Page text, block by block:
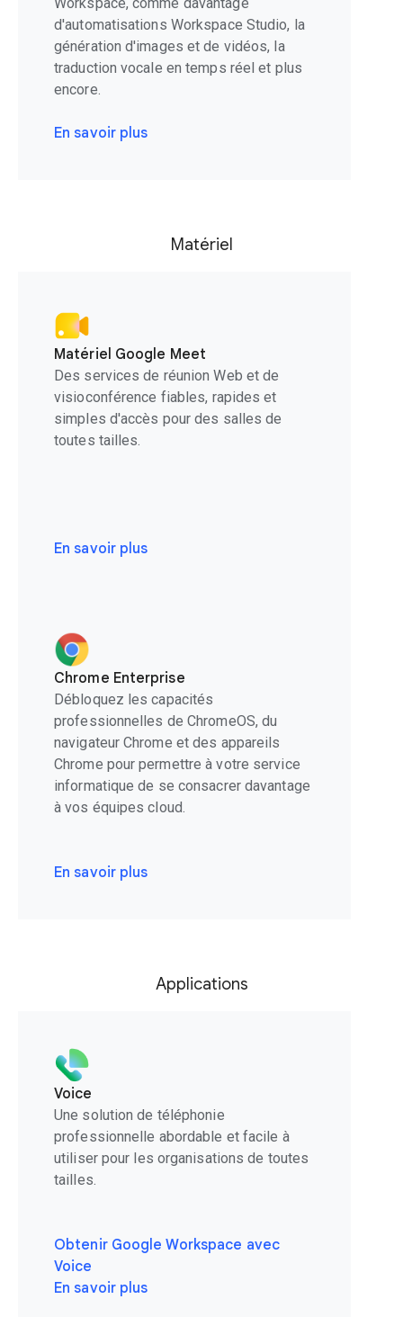
d'automatisations Workspace Studio, la
génération d'images et de vidéos, la
traduction vocale en temps réel et plus
encore.
En savoir plus
Matériel
Matériel Google Meet
Des services de réunion Web et de
visioconférence fiables, rapides et
simples d'accès pour des salles de
toutes tailles.
En savoir plus
Chrome Enterprise
Débloquez les capacités
professionnelles de ChromeOS, du
navigateur Chrome et des appareils
Chrome pour permettre à votre service
informatique de se consacrer davantage
à vos équipes cloud.
En savoir plus
Applications
Voice
Une solution de téléphonie
professionnelle abordable et facile à
utiliser pour les organisations de toutes
tailles.
Obtenir Google Workspace avec
Voice
En savoir plus